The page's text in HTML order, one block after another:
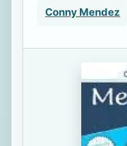
Conny Mendez